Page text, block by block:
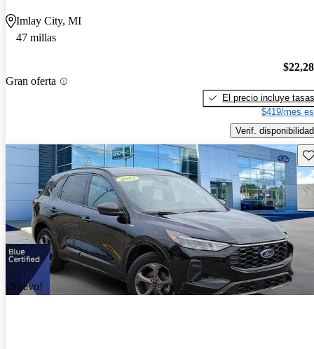
Imlay City, MI
47 millas
Gran oferta
El precio incluye tasas
$419/mes
Verif. disponibilidad
¡Nuevo!